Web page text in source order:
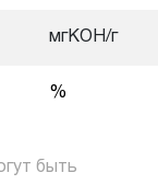
мгКОН/г
%
быть